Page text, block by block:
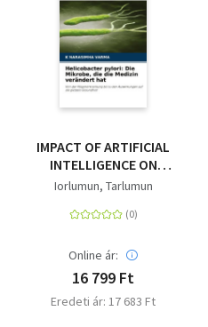
IMPACT OF ARTIFICIAL
INTELLIGENCE ON
ACADEMIC
STUDY OF UNIVERSITY
Iorlumun, Tarlumun
Online ár:
16 799 Ft
Eredeti ár: 17 683 Ft